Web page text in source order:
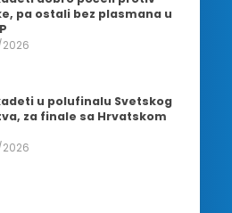
pa ostali bez plasmana u
u polufinalu Svetskog
za finale sa Hrvatskom